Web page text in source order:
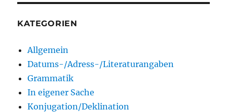
KATEGORIEN
Allgemein
Datums-/Adress-/Literaturangaben
Grammatik
In eigener Sache
Konjugation/Deklination